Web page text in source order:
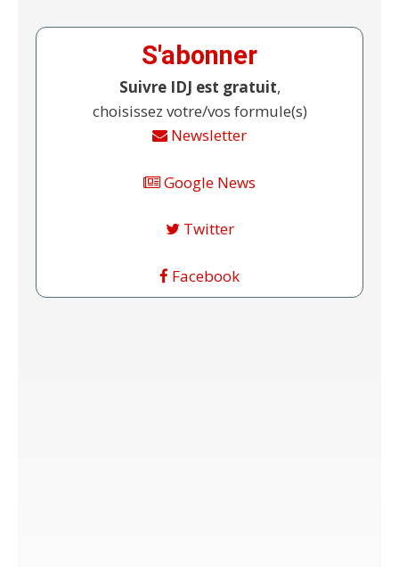
S'abonner
Suivre IDJ est gratuit,
choisissez votre/vos formule(s)
Newsletter
Google News
Twitter
Facebook